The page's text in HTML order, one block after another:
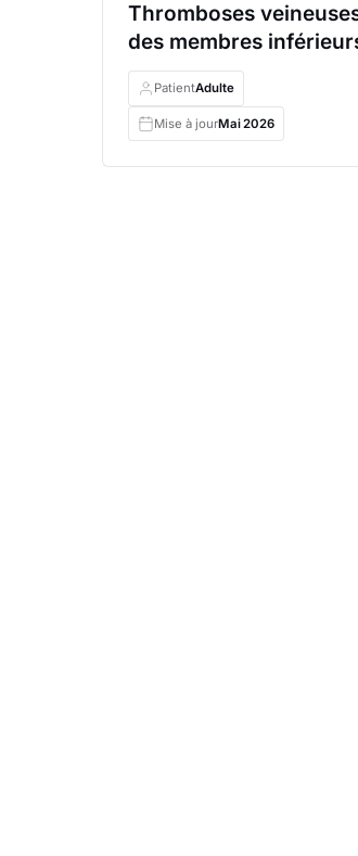
Thromboses
des membres
PatientAdulte
Mise à jourMai2026